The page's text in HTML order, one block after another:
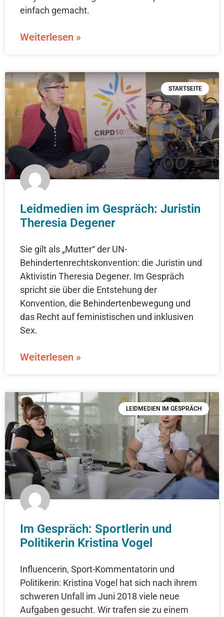
einfach gemacht.
Weiterlesen »
STARTSEITE
Leidmedien im Gespräch: Juristin
Theresia Degener
Sie gilt als „Mutter“ der UN-
Behindertenrechtskonvention: die Juristin und
Aktivistin Theresia Degener. Im Gespräch
spricht sie über die Entstehung der
Konvention, die Behindertenbewegung und
das Recht auf feministischen und inklusiven
Sex.
Weiterlesen »
LEIDMEDIEN IM GESPRÄCH
Im Gespräch: Sportlerin und
Politikerin Kristina Vogel
Influencerin, Sport-Kommentatorin und
Politikerin: Kristina Vogel hat sich nach ihrem
schweren Unfall im Juni 2018 viele neue
Aufgaben gesucht. Wir trafen sie zu einem